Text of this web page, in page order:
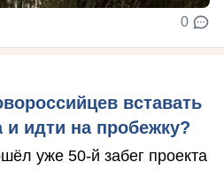
0
вставать
и идти на пробежку?
уже 50-й забег проекта